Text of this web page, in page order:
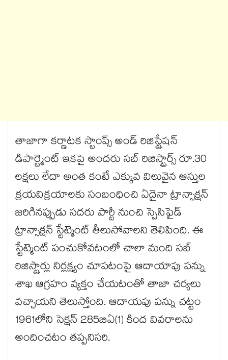
తాజాగా కర్ణాటక స్టాంప్స్ అండ్ రిజిస్ట్రేషన్
డిపార్ట్మెంట్ ఇకపై అందరు సబ్ రిజిస్ట్రార్స్ రూ.30
లక్షలు లేదా అంత కంటే ఎక్కువ విలువైన ఆస్తుల
క్రయవిక్రయాలకు సంబంధించి ఏదైనా ట్రాన్సాక్షన్
జరిగినప్పుడు సదరు పార్టీ నుంచి స్పెసిఫైడ్
ట్రాన్సాక్షన్ స్టేట్మెంట్ తీలుసోవాలని తెలిపింది. ఈ
స్టేట్మెంట్ పంచుకోవటంలో చాలా మంది సబ్
రిజిస్ట్రార్లు నిర్లక్ష్యం చూపటంపై ఆదాయాపు పన్ను
శాఖ ఆగ్రహం వ్యక్తం చేయటంతో తాజా చర్యలు
వచ్చాయని తెలుస్తోంది. ఆదాయపు పన్ను చట్టం
1961లోని సెక్షన్ 285బిఏ(1) కింద వివరాలను
అందించటం తప్పనిసరి.